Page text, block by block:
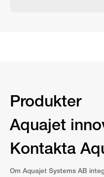
Produkter
Aquajet
Kontakta
Om Aquajet Systems AB